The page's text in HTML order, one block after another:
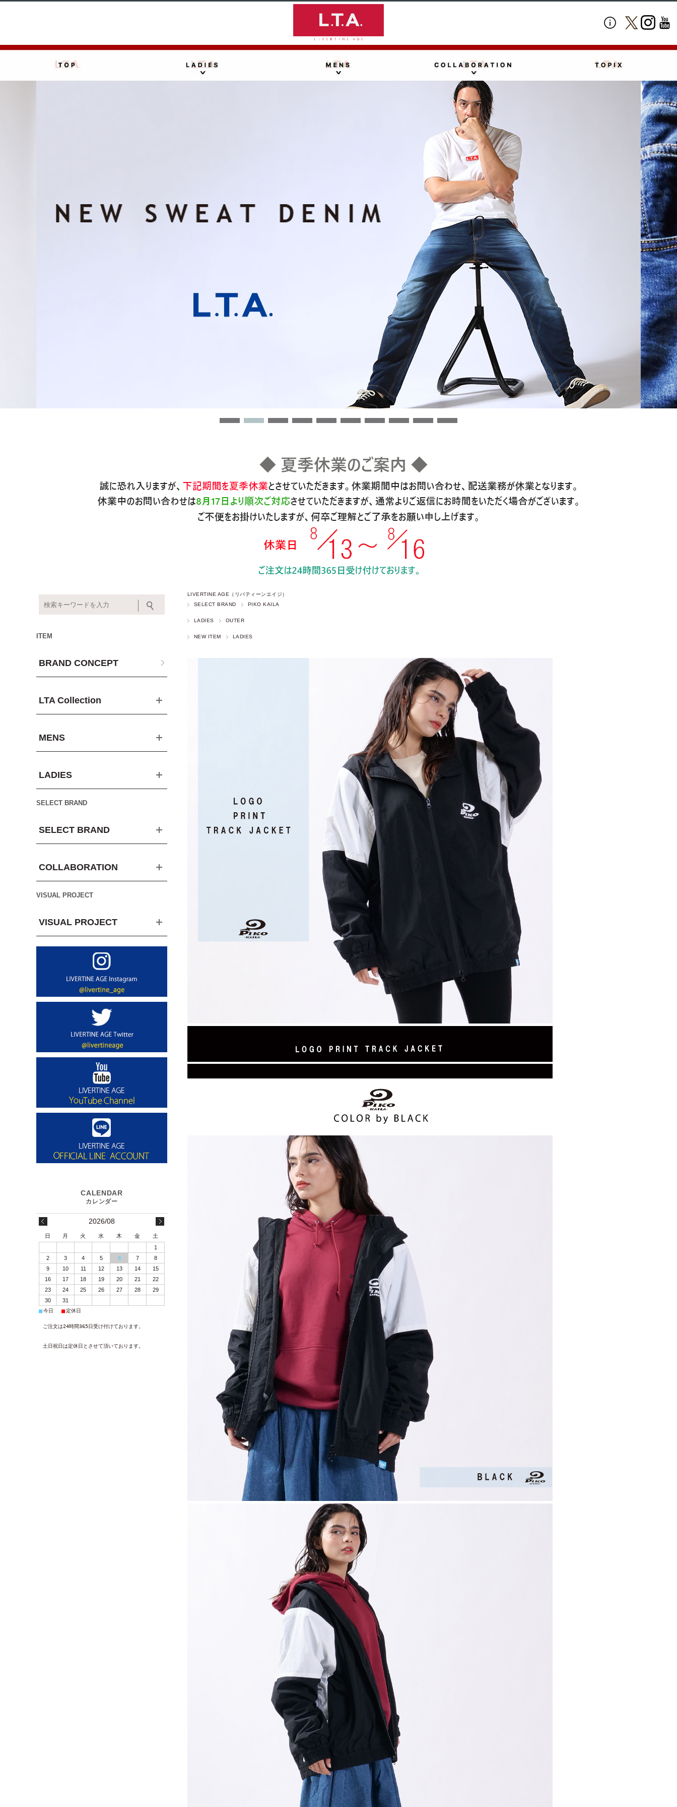
LIVERTINE AGE（リバティーンエイジ）
SELECT BRAND
PIKO KAILA
LADIES OUTER
NEW ITEM LADIES
ITEM
BRAND CONCEPT
LTA Collection
MENS
LADIES
SELECT BRAND
SELECT BRAND
COLLABORATION
VISUAL PROJECT
VISUAL PROJECT
2026/08
日 月 火 水 木 金
土
1
2
3 4 5 6 7
8
9
10 11 12 13 14
15
16
17 18 19 20 21
22
23
24 25 26 27 28
29
30
31
■今日 ■定休日
ご注文は24時間365日受け付けております。
土日祝日は定休日とさせて頂いております。